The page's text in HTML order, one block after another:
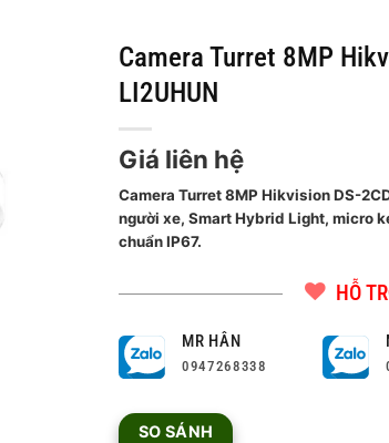
Camera Turret 8MP
LI2UHUN
Giá liên hệ
Camera Turret 8MP Hikvision DS-
người xe, Smart Hybrid Light, micro
chuẩn IP67.
HỖ
MR HÂN
0947268338
SO SÁNH